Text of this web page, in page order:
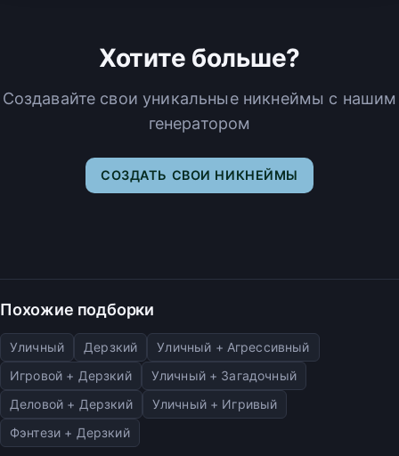
Хотите больше?
Создавайте свои уникальные никнеймы с нашим
генератором
СОЗДАТЬ СВОИ НИКНЕЙМЫ
Похожие подборки
Уличный Дерзкий
Уличный + Агрессивный
Игровой + Дерзкий
Уличный + Загадочный
Деловой + Дерзкий
Уличный + Игривый
Фэнтези + Дерзкий